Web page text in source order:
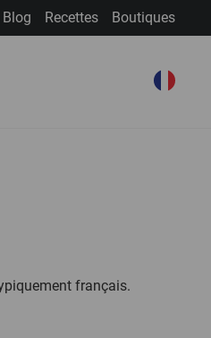
Blog Recettes Boutiques
Choisir
Choisir la Boutique
Mon panier
français.